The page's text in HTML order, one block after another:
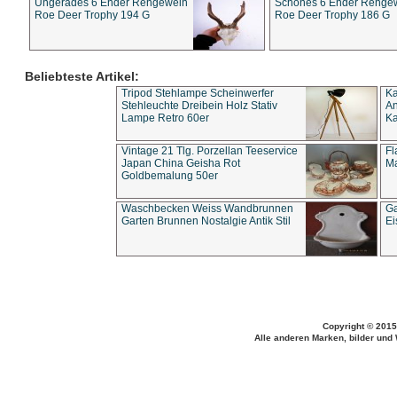
Ungerades 6 Ender Rehgeweih
Roe Deer Trophy 194 G
Schönes 6 Ender
Roe Deer Trophy 186 G
Beliebteste Artikel:
Tripod Stehlampe Scheinwerfer
Stehleuchte Dreibein Holz Stativ
Lampe Retro 60er
Vintage 21 Tlg. Porzellan Teeservice
Japan China Geisha Rot
Goldbemalung 50er
Waschbecken Weiss Wandbrunnen
Garten Brunnen Nostalgie Antik Stil
Copyright ©
Alle anderen Marken, bilder und